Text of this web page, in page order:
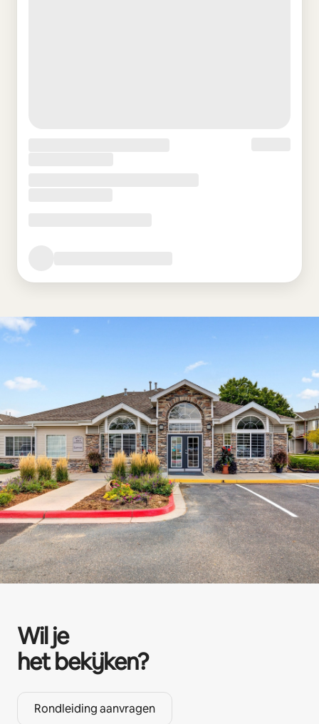
Wil je
het bekijken?
Rondleiding aanvragen